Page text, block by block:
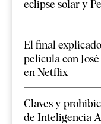
eclipse solar y
El final
película con
en Netflix
Claves y
de Inteligencia